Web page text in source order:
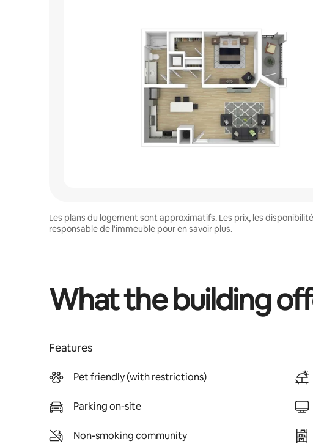
Les plans du logement sont approximatifs. Les prix, les
responsable de l'immeuble pour en savoir plus.
What the building
Features
Pet friendly (with restrictions)
Parking on-site
Non-smoking community